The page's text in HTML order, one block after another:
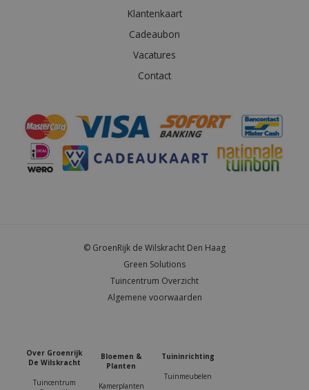
Klantenkaart
Cadeaubon
Vacatures
Contact
© GroenRijk de Wilskracht Den Haag
Green Solutions
Tuincentrum Overzicht
Algemene voorwaarden
Over Groenrijk
De Wilskracht
Tuincentrum
Bloemen &
Planten
Kamerplanten
Tuininrichting
Tuinmeubelen